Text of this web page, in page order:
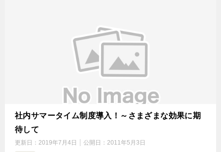
社内サマータイム制度導入！～さまざまな効果に期
待して
更新日： 2019年7月4日 公開日： 2011年5月3日